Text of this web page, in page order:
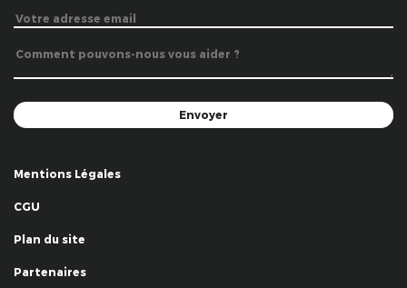
Mentions Légales
CGU
Plan du site
Partenaires